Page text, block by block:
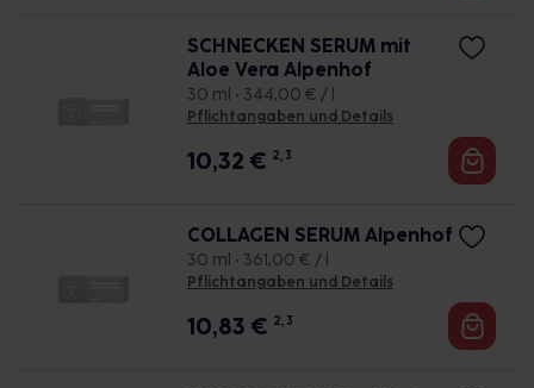
SCHNECKEN SERUM mit
Aloe Vera Alpenhof
30 ml • 344,00 € / l
Pflichtangaben und Details
10,32 € 2, 3
COLLAGEN SERUM Alpenhof
30 ml • 361,00 € / l
Pflichtangaben und Details
10,83 € 2, 3